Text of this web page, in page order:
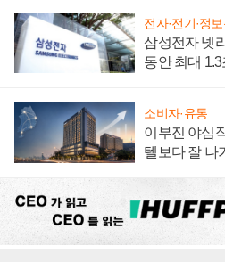
전자·전기·정
삼성전자 넷
동안 최대
소비자·유통
이부진 야심
텔보다 잘 나